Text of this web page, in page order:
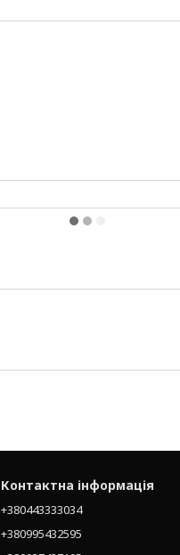
Контактна інформація
+380443333034
+380995432595